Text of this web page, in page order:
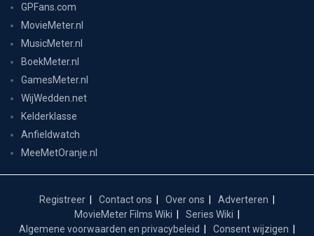
GPFans.com
MovieMeter.nl
MusicMeter.nl
BoekMeter.nl
GamesMeter.nl
WijWedden.net
Kelderklasse
Anfieldwatch
MeeMetOranje.nl
Registreer Contact ons Over ons
Adverteren
MovieMeter Films Wiki
Series Wiki
Algemene voorwaarden en privacybeleid
Consent wijzigen